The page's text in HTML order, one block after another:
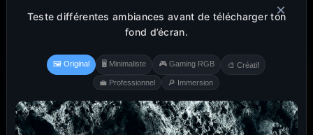
×
Teste différentes ambiances avant de télécharger ton
fond d’écran.
🖼️ Original 🖥️ Minimaliste 🎮 Gaming RGB 🎨 Créatif
💼 Professionnel 🔎 Immersion